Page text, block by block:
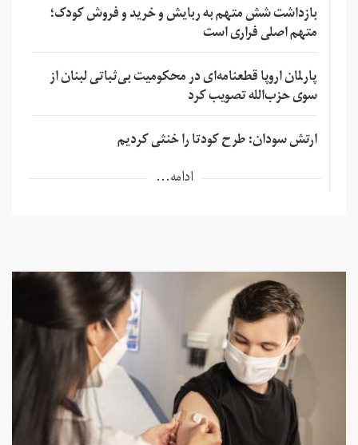
بازداشت شش متهم به ربایش و خرید و فروش کودک؛
متهم اصلی فراری است
پارلمان اروپا قطعنامه‌ای در محکومیت بی‌ثباتی لبنان از
سوی حزب‌الله تصویب کرد
ارتش سودان: طرح کودتا را خنثی کردیم
ادامه...